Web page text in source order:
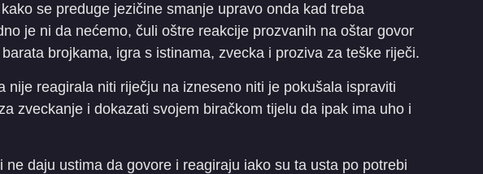
se preduge jezičine smanje upravo onda kad treba
je ni da nećemo, čuli oštre reakcije prozvanih na oštar govor
brojkama, igra s istinama, zvecka i proziva za teške riječi.
nije reagirala niti riječju na izneseno niti je pokušala ispraviti
zveckanje i dokazati svojem biračkom tijelu da ipak ima uho i
daju ustima da govore i reagiraju iako su ta usta po potrebi